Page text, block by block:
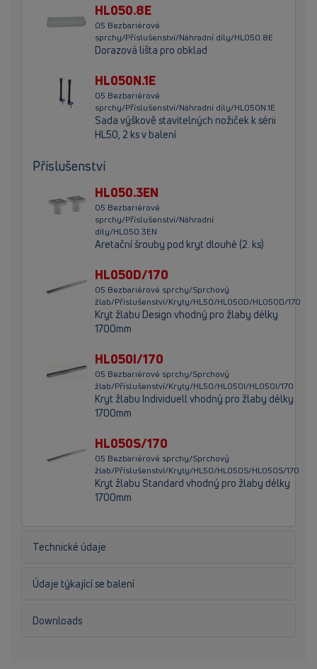
HL050.8E
05 Bezbariérové
sprchy/Příslušenství/Náhradní díly/HL050.8E
Dorazová lišta pro obklad
HL050N.1E
05 Bezbariérové
sprchy/Příslušenství/Náhradní díly/HL050N.1E
Sada výškově stavitelných nožiček k sérii
HL50, 2 ks v balení
Příslušenství
HL050.3EN
05 Bezbariérové
sprchy/Příslušenství/Náhradní
díly/HL050.3EN
Aretační šrouby pod kryt dlouhé (2. ks)
HL050D/170
05 Bezbariérové sprchy/Sprchový
žlab/Příslušenství/Kryty/HL50/HL050D/HL050D/170
Kryt žlabu Design vhodný pro žlaby délky
1700mm
HL050I/170
05 Bezbariérové sprchy/Sprchový
žlab/Příslušenství/Kryty/HL50/HL050I/HL050I/170
Kryt žlabu Individuell vhodný pro žlaby délky
1700mm
HL050S/170
05 Bezbariérové sprchy/Sprchový
žlab/Příslušenství/Kryty/HL50/HL050S/HL050S/170
Kryt žlabu Standard vhodný pro žlaby délky
1700mm
Technické údaje
Údaje týkající se balení
Downloads